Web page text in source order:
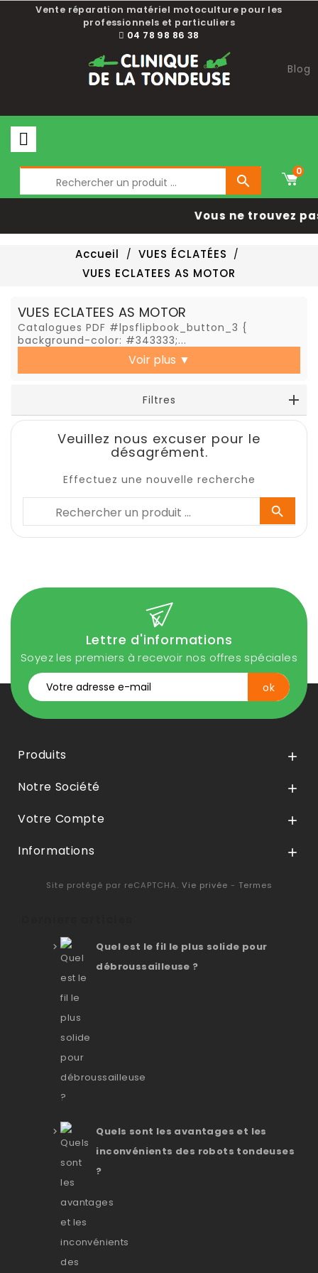
Vente réparation matériel motoculture pour les
professionnels et particuliers
04 78 98 86 38
Blog

0
Vous ne trouvez
Accueil
VUES ÉCLATÉES
VUES ECLATEES AS MOTOR
VUES ECLATEES AS MOTOR
Catalogues PDF #lpsflipbook_button_3 {
background-color: #343333;...
Voir plus ▼
Filtres
Veuillez nous excuser pour le
désagrément.
Effectuez une nouvelle recherche

Lettre d'informations
Soyez les premiers à recevoir nos offres spéciales
Produits 
Notre Société 
Votre Compte 
Informations 
Site protégé par reCAPTCHA. Vie privée - Termes
Quel est le fil le plus solide pour
débroussailleuse ?
Quels sont les avantages et les
inconvénients des robots tondeuses
?